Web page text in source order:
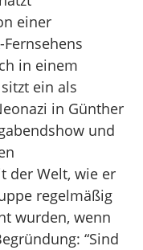
einer
in einem
ein als
in Günther
und
der Welt, wie er
regelmäßig
wurden, wenn
“Sind